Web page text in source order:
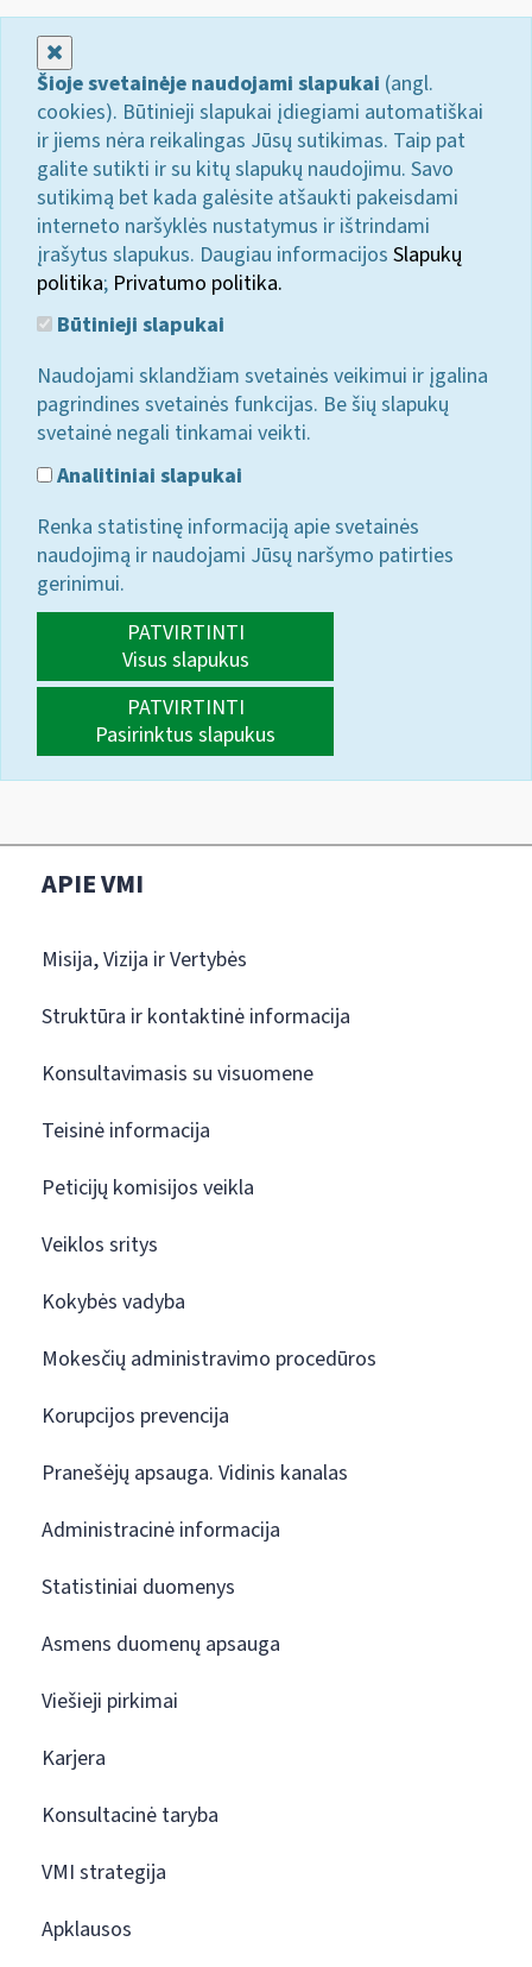
Šioje svetainėje naudojami slapukai (angl.
cookies). Būtinieji slapukai įdiegiami automatiškai
ir jiems nėra reikalingas Jūsų sutikimas. Taip pat
galite sutikti ir su kitų slapukų naudojimu. Savo
sutikimą bet kada galėsite atšaukti pakeisdami
interneto naršyklės nustatymus ir ištrindami
įrašytus slapukus. Daugiau informacijos Slapukų
politika; Privatumo politika.
Būtinieji slapukai
Naudojami sklandžiam svetainės veikimui ir įgalina
pagrindines svetainės funkcijas. Be šių slapukų
svetainė negali tinkamai veikti.
Analitiniai slapukai
Renka statistinę informaciją apie svetainės
naudojimą ir naudojami Jūsų naršymo patirties
gerinimui.
PATVIRTINTI
Visus slapukus
PATVIRTINTI
Pasirinktus slapukus
APIE VMI
Misija, Vizija ir Vertybės
Struktūra ir kontaktinė informacija
Konsultavimasis su visuomene
Teisinė informacija
Peticijų komisijos veikla
Veiklos sritys
Kokybės vadyba
Mokesčių administravimo procedūros
Korupcijos prevencija
Pranešėjų apsauga. Vidinis kanalas
Administracinė informacija
Statistiniai duomenys
Asmens duomenų apsauga
Viešieji pirkimai
Karjera
Konsultacinė taryba
VMI strategija
Apklausos